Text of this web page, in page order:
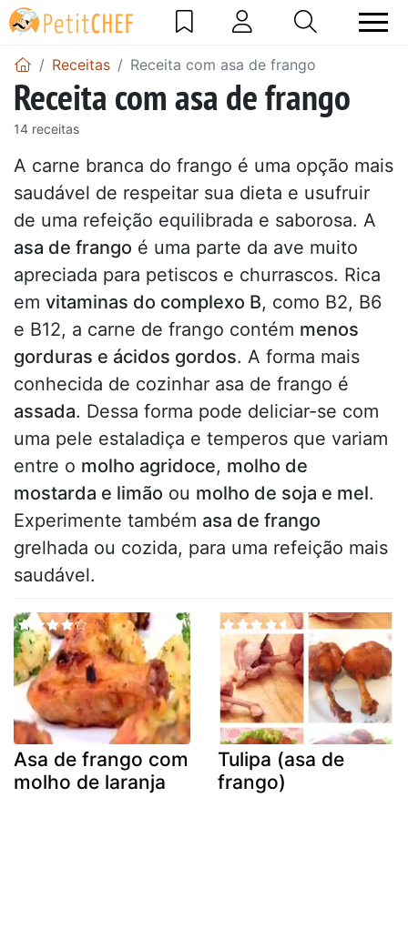
Receitas Receita com asa de frango
Receita com asa de frango
14 receitas
A carne branca do frango é uma opção mais
saudável de respeitar sua dieta e usufruir
de uma refeição equilibrada e saborosa. A
asa de frango é uma parte da ave muito
apreciada para petiscos e churrascos. Rica
em vitaminas do complexo B, como B2, B6
e B12, a carne de frango contém menos
gorduras e ácidos gordos. A forma mais
conhecida de cozinhar asa de frango é
assada. Dessa forma pode deliciar-se com
uma pele estaladiça e temperos que variam
entre o molho agridoce, molho de
mostarda e limão ou molho de soja e mel.
Experimente também asa de frango
grelhada ou cozida, para uma refeição mais
saudável.
Asa de frango com
molho de laranja
Tulipa (asa de
frango)